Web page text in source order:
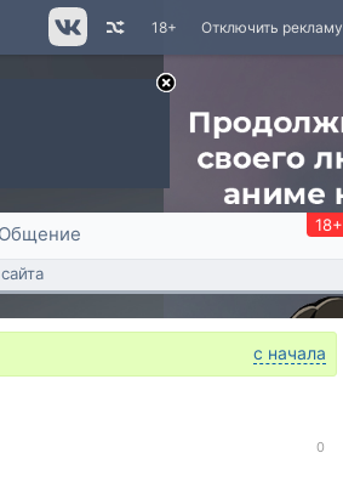
Отключить рекламу
18+
18+
с начала
0